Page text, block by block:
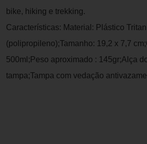
bike, hiking e trekking.
Características: Material: Plástico
(polipropileno);Tamanho: 19,2 x 7,7
500ml;Peso aproximado : 145gr;Alça
tampa;Tampa com vedação